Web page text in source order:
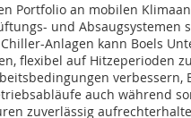
Portfolio an mobilen
und Absaugsystemen
Anlagen kann Boels
flexibel auf Hitzeperioden
verbessern,
auch während
zuverlässig